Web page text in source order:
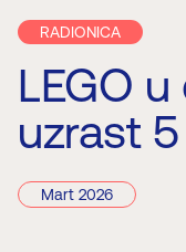
RADIONICA
LEGO
uzrast
Mart 2026